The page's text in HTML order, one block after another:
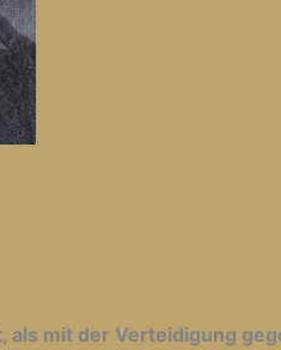
als mit der Verteidigung